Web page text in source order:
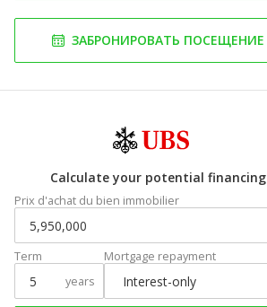
ЗАБРОНИРОВАТЬ ПОСЕЩЕНИЕ
Calculate your potential financing
Prix d'achat du bien immobilier
Term
years
Mortgage repayment